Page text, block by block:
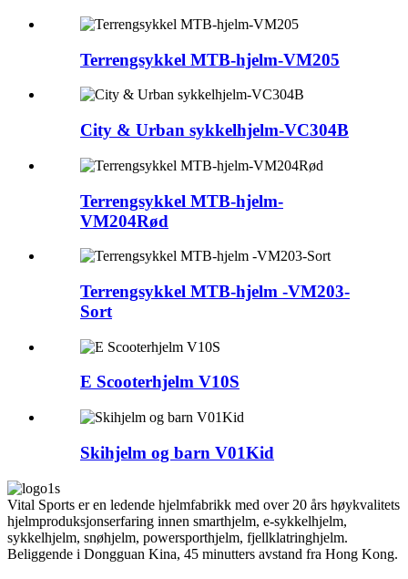
Terrengsykkel MTB-hjelm-VM205
City & Urban sykkelhjelm-VC304B
Terrengsykkel MTB-hjelm-
VM204Rød
Terrengsykkel MTB-hjelm -VM203-
Sort
E Scooterhjelm V10S
Skihjelm og barn V01Kid
Vital Sports er en ledende hjelmfabrikk med over 20 års høykvalitets
hjelmproduksjonserfaring innen smarthjelm, e-sykkelhjelm,
sykkelhjelm, snøhjelm, powersporthjelm, fjellklatringhjelm.
Beliggende i Dongguan Kina, 45 minutters avstand fra Hong Kong.